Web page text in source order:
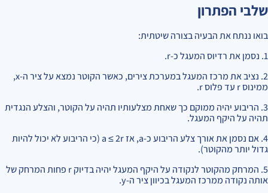
שלבי הפתרון
בואו ננתח את הבעיה בצורה שיטתית:
1. נסמן את רדיוס המעגל כ-r.
2. נציב את מרכז המעגל במערכת צירים, כאשר הקוטר נמצא על ציר ה-x,
ממינוס r עד פלוס r.
3. הריבוע יהיה ממוקם כך שאחת מצלעותיו תהיה על הקוטר, והצלע הנגדית
תהיה על היקף המעגל.
4. אם נסמן את אורך צלע הריבוע כ-a, אז a ≤ 2r (כי הריבוע לא יכול להיות
גדול יותר מהקוטר).
5. המרחק מהקוטר לנקודה על היקף המעגל יהיה בדיוק r פחות המרחק של
אותה נקודה ממרכז המעגל בכיוון ציר ה-y.